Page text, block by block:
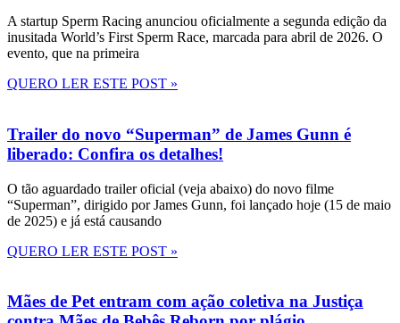
A startup Sperm Racing anunciou oficialmente a segunda edição da
inusitada World’s First Sperm Race, marcada para abril de 2026. O
evento, que na primeira
QUERO LER ESTE POST »
Trailer do novo “Superman” de James Gunn é
liberado: Confira os detalhes!
O tão aguardado trailer oficial (veja abaixo) do novo filme
“Superman”, dirigido por James Gunn, foi lançado hoje (15 de maio
de 2025) e já está causando
QUERO LER ESTE POST »
Mães de Pet entram com ação coletiva na Justiça